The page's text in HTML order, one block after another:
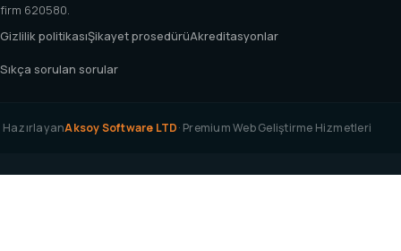
firm 620580.
Gizlilik politikasıŞikayet prosedürüAkreditasyonlar
Sıkça sorulan sorular
HazırlayanAksoy Software LTD· Premium Web Geliştirme Hizmetleri